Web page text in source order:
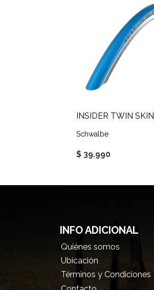
INSIDER TWIN SKIN
Schwalbe
$ 39.990
INFO ADICIONAL
Quiénes somos
Ubicación
Términos y Condiciones